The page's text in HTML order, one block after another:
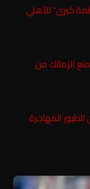
كبرى” للأهلي
الزمالك من
الحفيظ يتواصل مع 6 من الطيور المهاجرة